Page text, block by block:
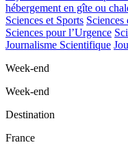
hébergement en gîte ou
Sciences et Sports Sciences
Sciences pour l’Urgence
Journalisme Scientifique
Week-end
Week-end
Destination
France